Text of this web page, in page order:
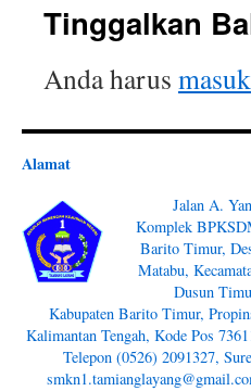
Tinggalkan
Anda harus masuk
Alamat
Jalan A.
Komplek
Barito Timur,
Matabu,
Dusun
Kabupaten Barito Timur,
Kalimantan Tengah, Kode Pos
Telepon (0526) 2091327,